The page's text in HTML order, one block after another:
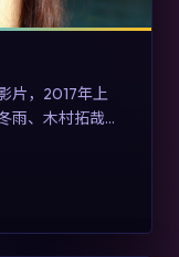
片，2017年上
雨、木村拓哉与
史背景下虚构
员阵容的观众具